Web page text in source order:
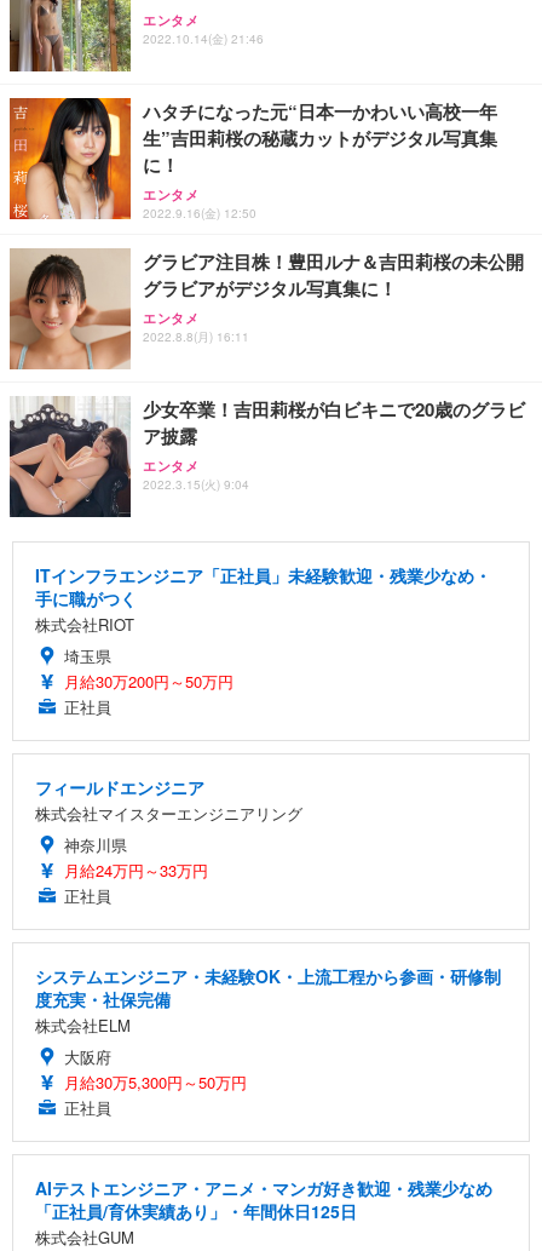
エンタメ
2022.10.14(金) 21:46
ハタチになった元“日本一かわいい高校一年
生”吉田莉桜の秘蔵カットがデジタル写真集
に！
エンタメ
2022.9.16(金) 12:50
グラビア注目株！豊田ルナ＆吉田莉桜の未公開
グラビアがデジタル写真集に！
エンタメ
2022.8.8(月) 16:11
少女卒業！吉田莉桜が白ビキニで20歳のグラビ
ア披露
エンタメ
2022.3.15(火) 9:04
ITインフラエンジニア「正社員」未経験歓迎・残業少なめ・
手に職がつく
株式会社RIOT
埼玉県
月給30万200円～50万円
正社員
フィールドエンジニア
株式会社マイスターエンジニアリング
神奈川県
月給24万円～33万円
正社員
システムエンジニア・未経験OK・上流工程から参画・研修制
度充実・社保完備
株式会社ELM
大阪府
月給30万5,300円～50万円
正社員
AIテストエンジニア・アニメ・マンガ好き歓迎・残業少なめ
「正社員/育休実績あり」・年間休日125日
株式会社GUM